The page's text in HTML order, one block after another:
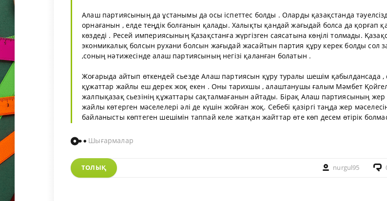
Алаш партиясының да ұстанымы да осы іспеттес болды . Оларды қазақстанда
орнағанын , елде теңдік болғанын қалады. Халықты қандай жағыдай болса да қорғап
көздеді . Ресей империясының Қазақстанға жүргізген саясатына көңілі толмады.
эконмикалық болсын рухани болсын жағыдай жасайтын партия құру керек болды сол
,соның нәтижесінде алаш партиясының негізі қаланған болатын .
Жоғарыда айтып өткендей сьезде Алаш партиясын құру туралы шешім қабылдансада ,
құжаттар жайлы еш дерек жоқ екен . Оны тарихшы , алаштанушы ғалым Мәмбет
жалпықазақ сьезінің құжаттары сақталмағанын айтады. Бірақ Алаш партиясының жер
жайлы көтерген мәселелері әлі де күшін жойған жоқ. Себебі қазіргі таңда жер
байланысты көптеген шешімін таппай келе жатқан жайттар өте көп десем өтірік
Шығармалар
ТОЛЫҚ nurgul95